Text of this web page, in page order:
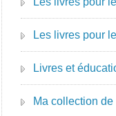
Les livres pour
Livres et
Ma collection